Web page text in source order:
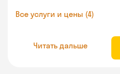
Все услуги и цены (4)
Читать дальше